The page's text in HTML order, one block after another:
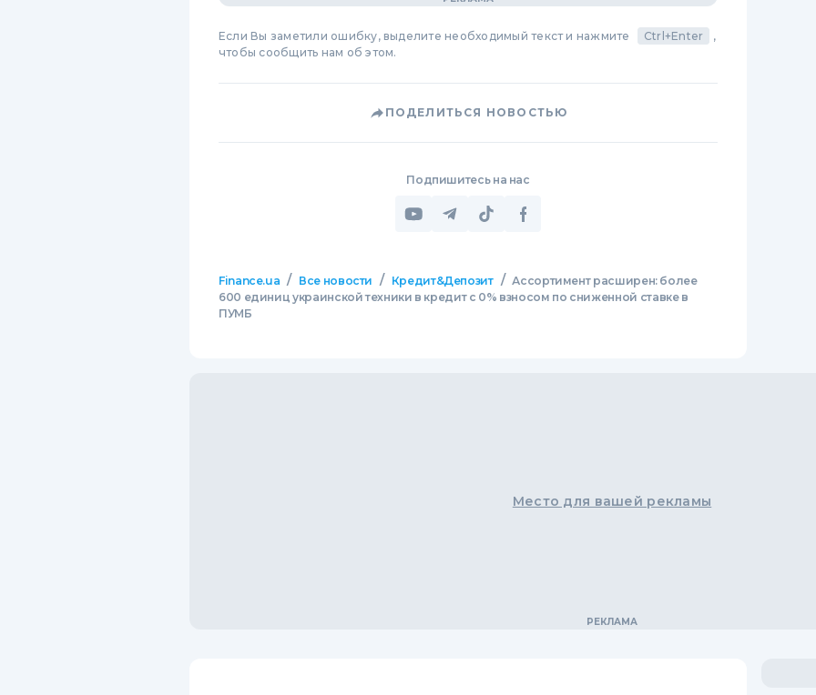
Если Вы заметили ошибку, выделите необходимый текст и нажмите Ctrl+Enter
,
чтобы сообщить нам об этом.
ПОДЕЛИТЬСЯ НОВОСТЬЮ
Подпишитесь на нас
Finance.ua / Все новости / Кредит&Депозит / Ассортимент расширен: более
600 единиц украинской техники в кредит с 0% взносом по сниженной ставке в
ПУМБ
Место для вашей рекламы